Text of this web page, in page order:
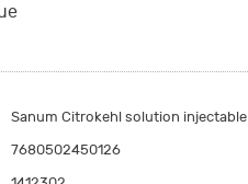
Sanum Citrokehl solution injectable
7680502450126